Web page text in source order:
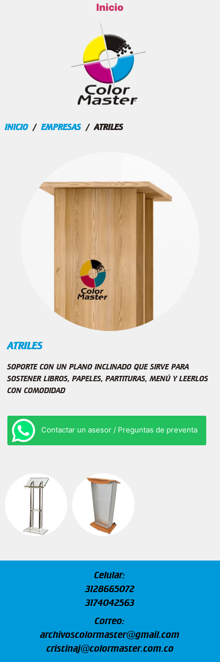
Inicio
INICIO/EMPRESAS / ATRILES
ATRILES
SOPORTE CON UN PLANO INCLINADO QUE SIRVE PARA
SOSTENER LIBROS, PAPELES, PARTITURAS, MENÚ Y LEERLOS
CON COMODIDAD
Contactar un asesor / Preguntas de preventa
Celular:
3128665072
3174042563
Correo:
archivoscolormaster@gmail.com
cristinaj@colormaster.com.co